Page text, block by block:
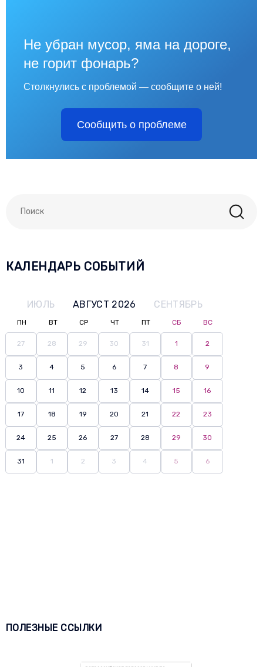
КАЛЕНДАРЬ СОБЫТИЙ
ИЮЛЬ АВГУСТ 2026 СЕНТЯБРЬ
ПН ВТ СР ЧТ ПТ СБ ВС
27 28 29 30 31 1 2
3 4 5 6 7 8 9
10 11 12 13 14 15 16
17 18 19 20 21 22 23
24 25 26 27 28 29 30
31 1 2 3 4 5 6
Не убран мусор, яма на дороге,
не горит фонарь?
Столкнулись с проблемой — сообщите о ней!
Сообщить о проблеме
ПОЛЕЗНЫЕ ССЫЛКИ